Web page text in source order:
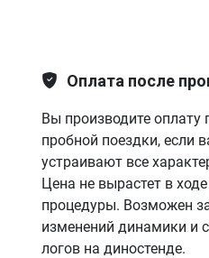
Оплата после
Вы производите оплату
пробной поездки, если
устраивают все
Цена не вырастет в ходе
процедуры. Возможен
изменений динамики и
логов на диностенде.